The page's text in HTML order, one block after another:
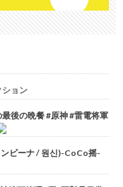
ション
後の晩餐 #原神 #雷電将軍
ビーナ / 원신)-CoCo摇-